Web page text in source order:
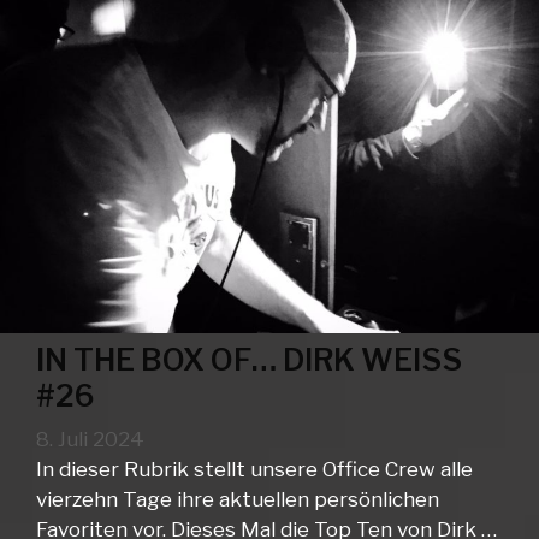
IN THE BOX OF… DIRK WEISS
#26
8. Juli 2024
In dieser Rubrik stellt unsere Office Crew alle
vierzehn Tage ihre aktuellen persönlichen
Favoriten vor. Dieses Mal die Top Ten von Dirk …